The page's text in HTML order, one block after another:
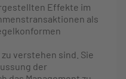
Effekte im
als
verstehen sind. Sie
der